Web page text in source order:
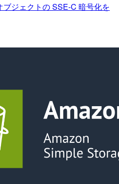
ジェクトの SSE-C 暗号化を